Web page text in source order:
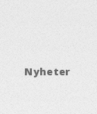
Nyheter